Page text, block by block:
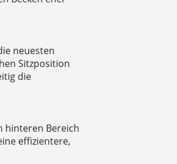
neuesten
Sitzposition
die
hinteren Bereich
effizientere,